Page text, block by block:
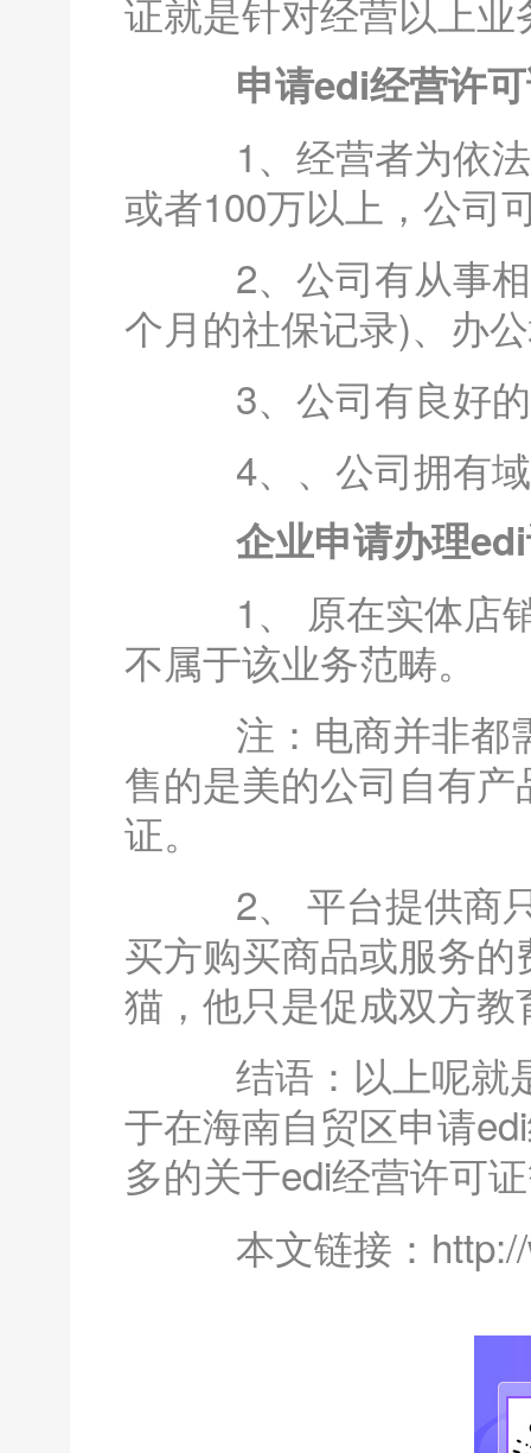
证就是针对经营以上
申请edi经营许可
1、经营者为依法
或者100万以上，公司
2、公司有从事相
个月的社保记录)、办
3、公司有良好的
4、、公司拥有域
企业申请办理edi
1、 原在实体店销
不属于该业务范畴。
注：电商并非都
售的是美的公司自有
证。
2、 平台提供商只
买方购买商品或服务
猫，他只是促成双方
结语：以上呢就
于在海南自贸区申请
多的关于edi经营许可
本文链接：http://